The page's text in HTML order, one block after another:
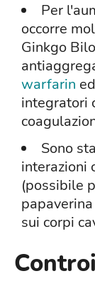
Per
occorre
Ginkgo
warfarin
integratori
Sono
interazioni
(possibile
sui corpi